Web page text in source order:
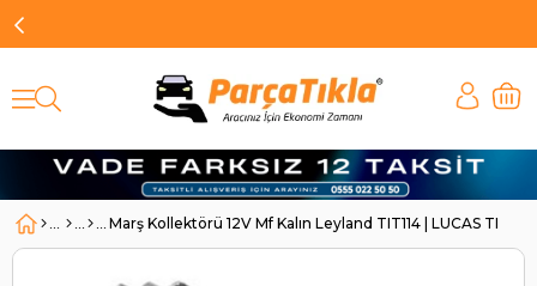
Marş Kollektörü 12V Mf Kalın Leyland TIT114 | LUCAS TIT114